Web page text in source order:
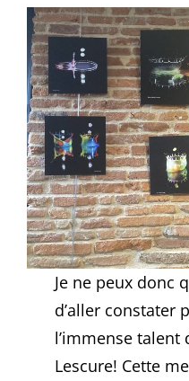
Je ne peux donc
d’aller constater
l’immense talent
Lescure! Cette